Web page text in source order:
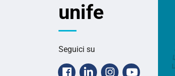
unife
Seguici su
Facebook
LinkedinInstagram